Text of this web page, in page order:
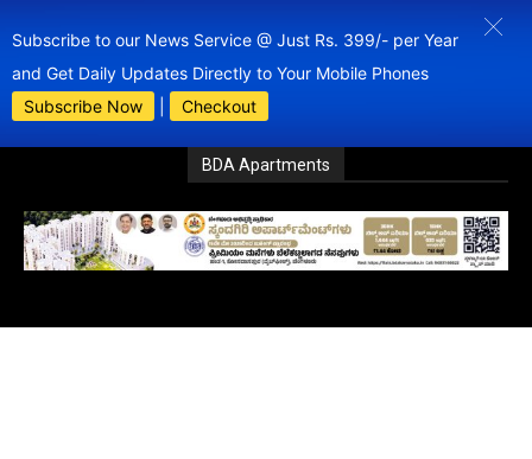
Subscribe to our News Service @ Just Rs. 399/- per Year
and Get Daily Updates Directly to Your Mobile Phones
Subscribe Now
Checkout
BDA Apartments